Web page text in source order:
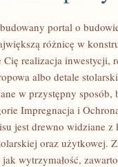
portal o
różnicę w
Cię realizacja inwestycji,
albo detale
w przystępny
Impregnacja i
jest drewno widziane
oraz użytkowej.
wytrzymałość,